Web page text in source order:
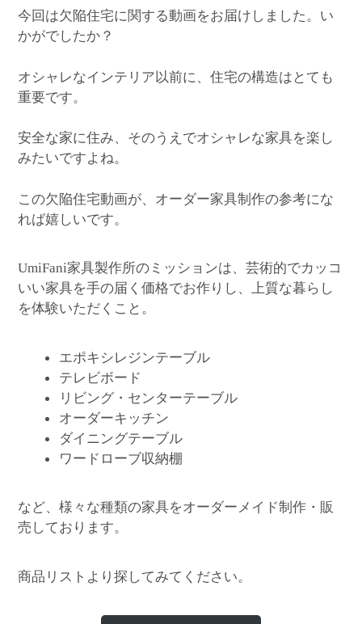
今回は欠陥住宅に関する動画をお届けしました。い
かがでしたか？
オシャレなインテリア以前に、住宅の構造はとても
重要です。
安全な家に住み、そのうえでオシャレな家具を楽し
みたいですよね。
この欠陥住宅動画が、オーダー家具制作の参考にな
れば嬉しいです。
UmiFani家具製作所のミッションは、芸術的でカッコ
いい家具を手の届く価格でお作りし、上質な暮らし
を体験いただくこと。
エポキシレジンテーブル
テレビボード
リビング・センターテーブル
オーダーキッチン
ダイニングテーブル
ワードローブ収納棚
など、様々な種類の家具をオーダーメイド制作・販
売しております。
商品リストより探してみてください。